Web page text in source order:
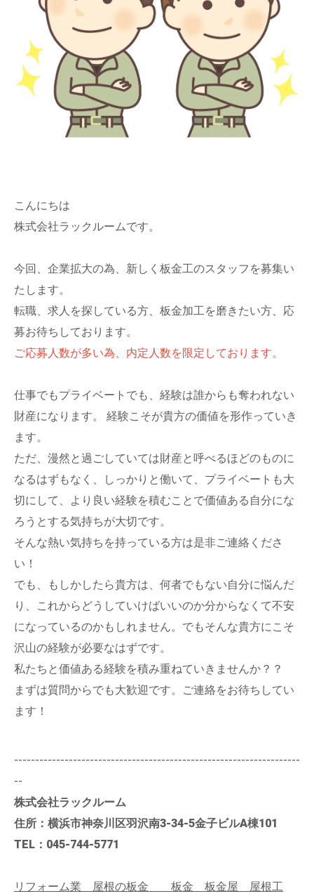
こんにちは
株式会社ラックルームです。
今回、企業拡大の為、新しく板金工のスタッフを募集い
たします。
転職、求人を探している方、板金加工を磨きたい方、応
募お待ちしております。
ご応募人数が多い為、内定人数を限定しております。
仕事でもプライベートでも、経験は誰からも奪われない
財産になります。 経験こそが貴方の価値を形作っていき
ます。
ただ、漫然と過ごしていては財産と呼べるほどのものに
なるはずもなく、しっかりと働いて、プライベートも大
切にして、より良い経験を積むことで価値ある自分にな
ろうとする気持ちが大切です。
そんな熱い気持ちを持っている方は是非ご連絡くださ
い！
でも、もしかしたら貴方は、何者でもない自分に悩んだ
り、これからどうしていけばいいのか分からなくて不安
になっているのかもしれません。でもそんな貴方にこそ
沢山の経験が必要なはずです。
私たちと価値ある経験を積み重ねていきませんか？？
まずは質問からでも大歓迎です。ご連絡をお待ちしてい
ます！
--------------------------------------------------------------------
--
株式会社ラックルーム
住所：横浜市神奈川区羽沢南3-34-5金子ビルA棟101
TEL：045-744-5771
リフォーム業 屋根の板金 板金 板金屋 屋根工